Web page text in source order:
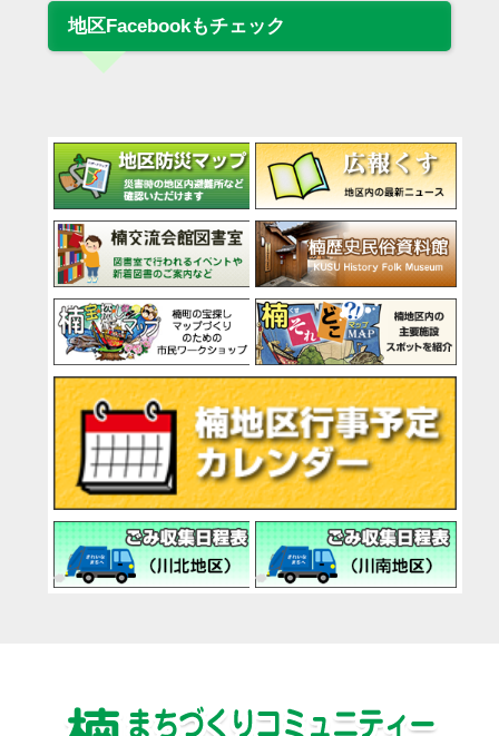
地区Facebookもチェック